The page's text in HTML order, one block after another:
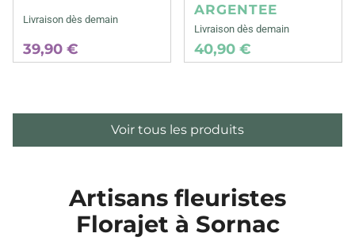
Livraison dès demain
39,90 €
ARGENTEE
Livraison dès demain
40,90 €
Voir tous les produits
Artisans fleuristes
Florajet à Sornac